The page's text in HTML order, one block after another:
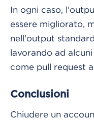
In ogni caso,
essere migliorato,
nell'output
lavorando ad
come pull request
Conclusioni
Chiudere un